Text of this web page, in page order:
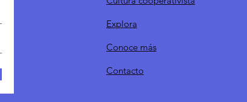
Explora
Conoce más
Contacto